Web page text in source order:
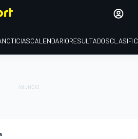
NOTICIASCALENDARIORESULTADOS